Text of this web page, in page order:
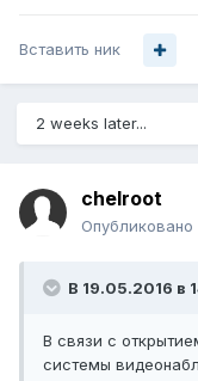
Вставить ник
2 weeks later...
chelroot
Опубликовано
В 19.05.2016 в
В связи с
системы